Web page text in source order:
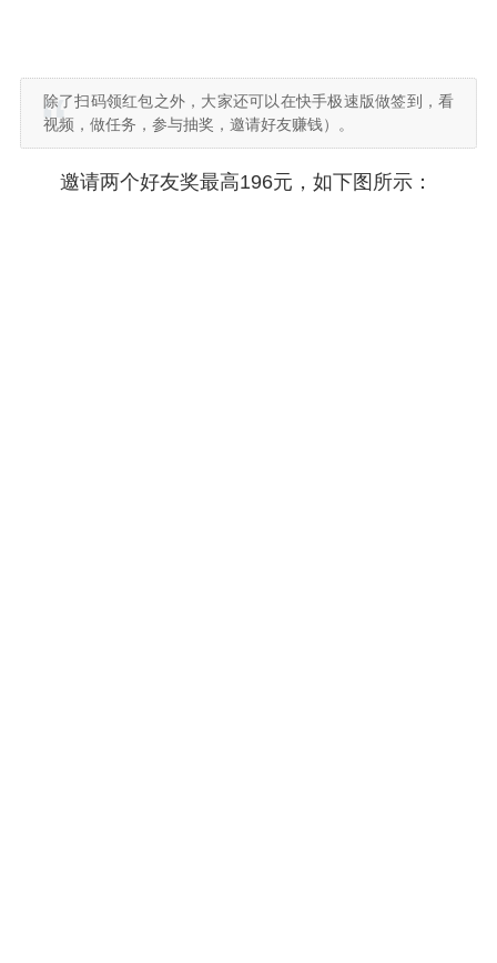
除了扫码领红包之外，大家还可以在快手极速版做签到，看
视频，做任务，参与抽奖，邀请好友赚钱）。
邀请两个好友奖最高196元，如下图所示：